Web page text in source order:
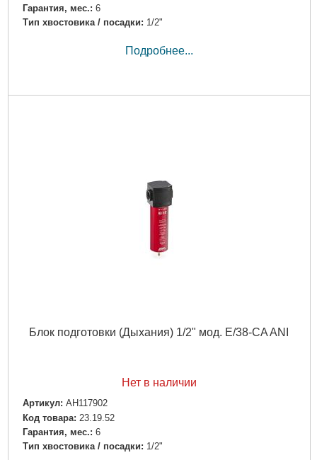
Гарантия, мес.: 6
Тип хвостовика / посадки: 1/2"
Подробнее...
Блок подготовки (Дыхания) 1/2" мод. E/38-CA ANI
Нет в наличии
Артикул: AH117902
Код товара: 23.19.52
Гарантия, мес.: 6
Тип хвостовика / посадки: 1/2"